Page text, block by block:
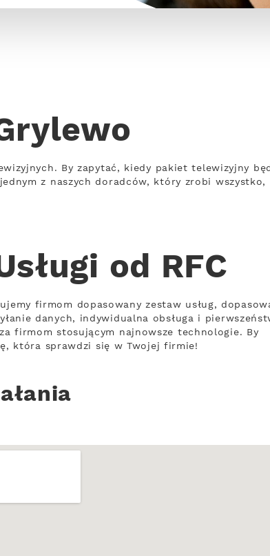
By zapytać, kiedy pakiet telewizyjny
z naszych doradców, który zrobi wszystko,
od RFC
firmom dopasowany zestaw usług,
danych, indywidualna obsługa i
firmom stosującym najnowsze technologie. By
która sprawdzi się w Twojej firmie!